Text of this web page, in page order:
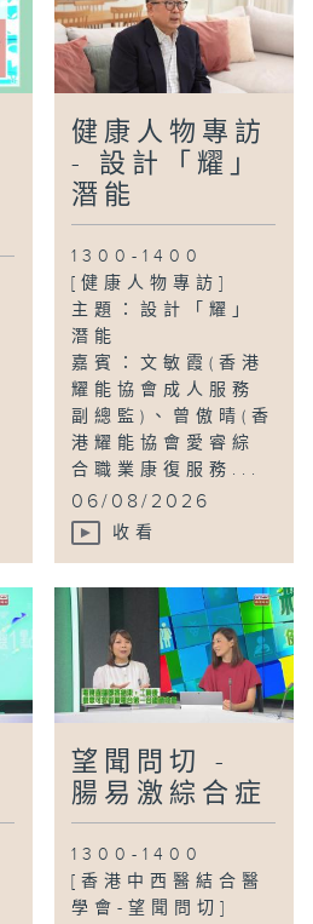
健康人物專訪
- 設計「耀」
潛能
1300-1400
[健康人物專訪]
主題：設計「耀」
潛能
嘉賓：文敏霞(香港
耀能協會成人服務
副總監)、曾傲晴(香
港耀能協會愛睿綜
合職業康復服務...
06/08/2026
收看
望聞問切 -
腸易激綜合症
1300-1400
[香港中西醫結合醫
學會-望聞問切]